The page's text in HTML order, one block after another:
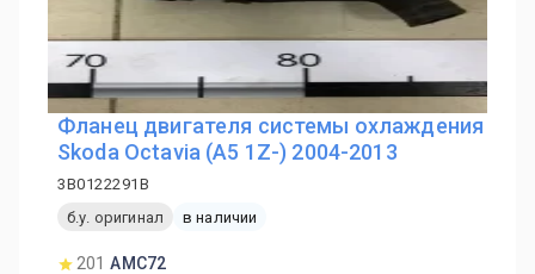
Фланец двигателя системы охлаждения
Skoda Octavia (A5 1Z-) 2004-2013
3B0122291B
б.у. оригинал
в наличии
201 AMC72